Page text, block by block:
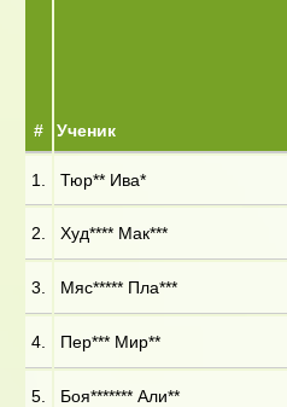
# Ученик
1. Тюр** Ива*
2. Худ**** Мак***
3. Мяс***** Пла***
4. Пер*** Мир**
5. Боя******* Али**